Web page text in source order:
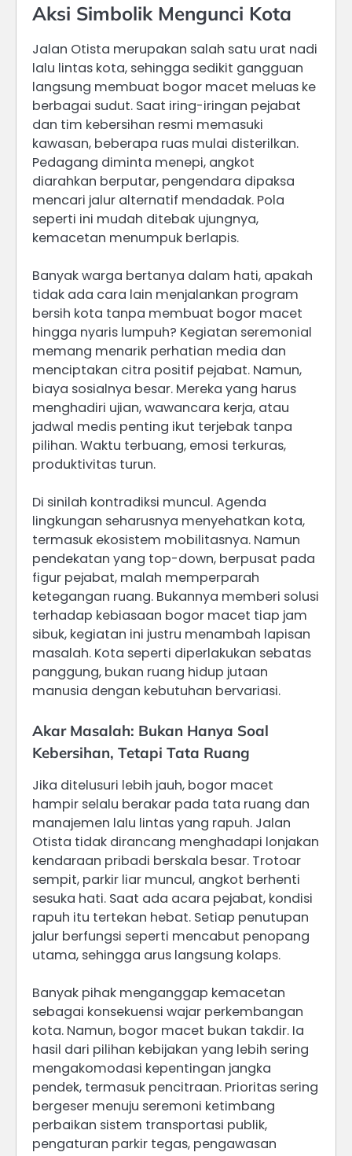
Aksi Simbolik Mengunci Kota
Jalan Otista merupakan salah satu urat nadi
lalu lintas kota, sehingga sedikit gangguan
langsung membuat bogor macet meluas ke
berbagai sudut. Saat iring-iringan pejabat
dan tim kebersihan resmi memasuki
kawasan, beberapa ruas mulai disterilkan.
Pedagang diminta menepi, angkot
diarahkan berputar, pengendara dipaksa
mencari jalur alternatif mendadak. Pola
seperti ini mudah ditebak ujungnya,
kemacetan menumpuk berlapis.
Banyak warga bertanya dalam hati, apakah
tidak ada cara lain menjalankan program
bersih kota tanpa membuat bogor macet
hingga nyaris lumpuh? Kegiatan seremonial
memang menarik perhatian media dan
menciptakan citra positif pejabat. Namun,
biaya sosialnya besar. Mereka yang harus
menghadiri ujian, wawancara kerja, atau
jadwal medis penting ikut terjebak tanpa
pilihan. Waktu terbuang, emosi terkuras,
produktivitas turun.
Di sinilah kontradiksi muncul. Agenda
lingkungan seharusnya menyehatkan kota,
termasuk ekosistem mobilitasnya. Namun
pendekatan yang top-down, berpusat pada
figur pejabat, malah memperparah
ketegangan ruang. Bukannya memberi solusi
terhadap kebiasaan bogor macet tiap jam
sibuk, kegiatan ini justru menambah lapisan
masalah. Kota seperti diperlakukan sebatas
panggung, bukan ruang hidup jutaan
manusia dengan kebutuhan bervariasi.
Akar Masalah: Bukan Hanya Soal
Kebersihan, Tetapi Tata Ruang
Jika ditelusuri lebih jauh, bogor macet
hampir selalu berakar pada tata ruang dan
manajemen lalu lintas yang rapuh. Jalan
Otista tidak dirancang menghadapi lonjakan
kendaraan pribadi berskala besar. Trotoar
sempit, parkir liar muncul, angkot berhenti
sesuka hati. Saat ada acara pejabat, kondisi
rapuh itu tertekan hebat. Setiap penutupan
jalur berfungsi seperti mencabut penopang
utama, sehingga arus langsung kolaps.
Banyak pihak menganggap kemacetan
sebagai konsekuensi wajar perkembangan
kota. Namun, bogor macet bukan takdir. Ia
hasil dari pilihan kebijakan yang lebih sering
mengakomodasi kepentingan jangka
pendek, termasuk pencitraan. Prioritas sering
bergeser menuju seremoni ketimbang
perbaikan sistem transportasi publik,
pengaturan parkir tegas, pengawasan